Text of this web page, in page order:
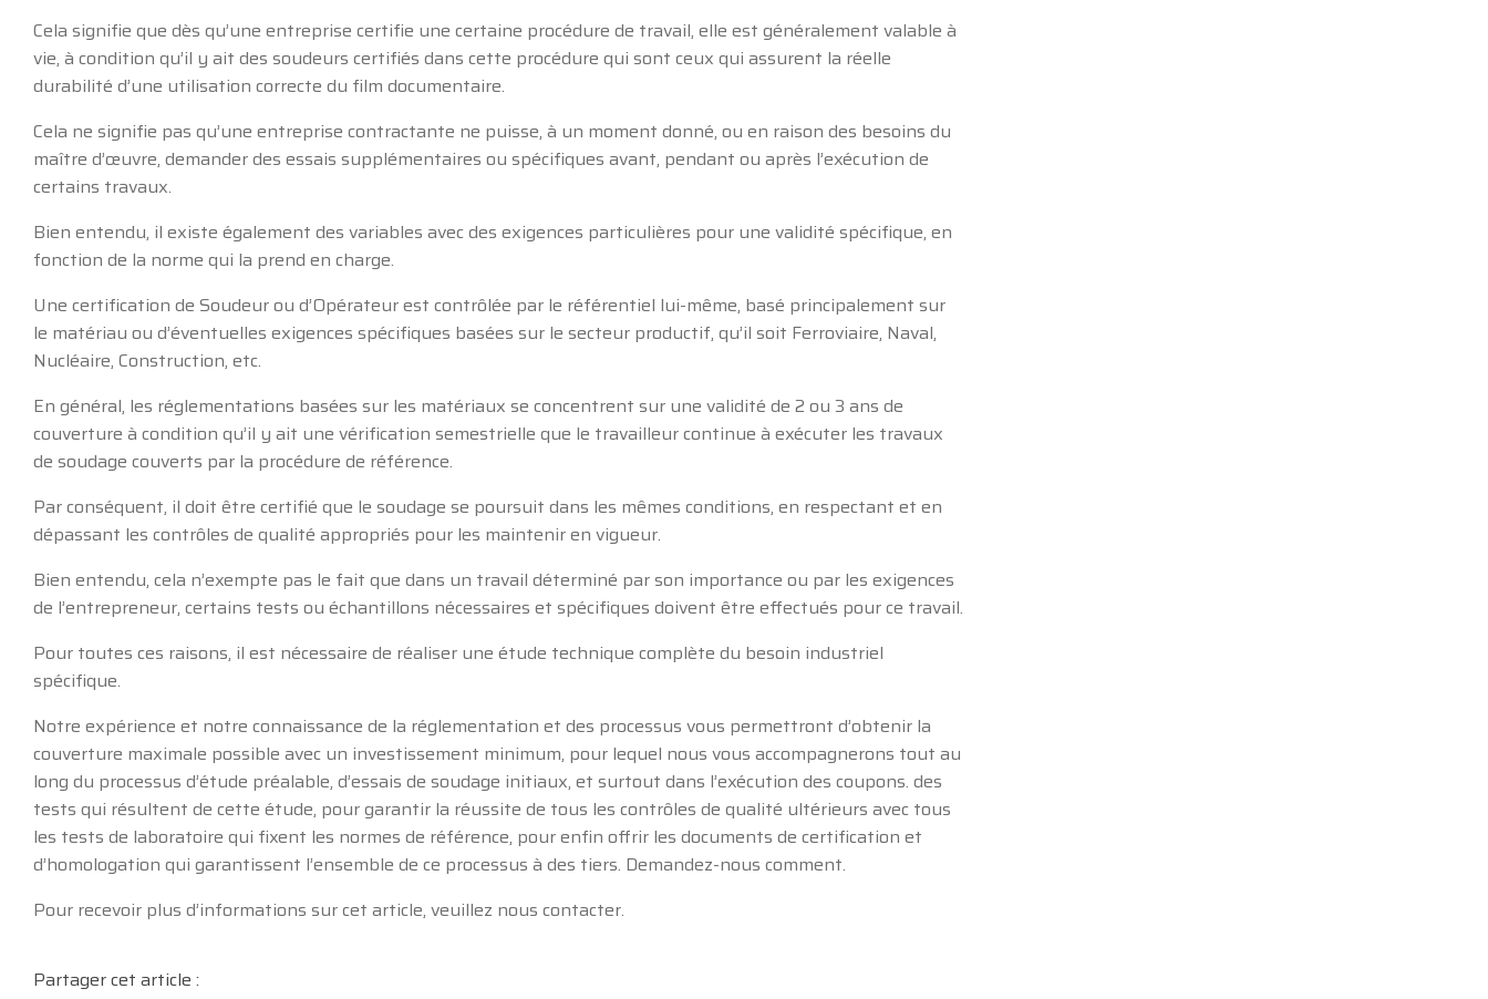
Cela signifie que dès qu’une entreprise certifie une certaine procédure de travail, elle est généralement valable à
vie, à condition qu’il y ait des soudeurs certifiés dans cette procédure qui sont ceux qui assurent la réelle
durabilité d’une utilisation correcte du film documentaire.
Cela ne signifie pas qu’une entreprise contractante ne puisse, à un moment donné, ou en raison des besoins du
maître d’œuvre, demander des essais supplémentaires ou spécifiques avant, pendant ou après l’exécution de
certains travaux.
Bien entendu, il existe également des variables avec des exigences particulières pour une validité spécifique, en
fonction de la norme qui la prend en charge.
Une certification de Soudeur ou d’Opérateur est contrôlée par le référentiel lui-même, basé principalement sur
le matériau ou d’éventuelles exigences spécifiques basées sur le secteur productif, qu’il soit Ferroviaire, Naval,
Nucléaire, Construction, etc.
En général, les réglementations basées sur les matériaux se concentrent sur une validité de 2 ou 3 ans de
couverture à condition qu’il y ait une vérification semestrielle que le travailleur continue à exécuter les travaux
de soudage couverts par la procédure de référence.
Par conséquent, il doit être certifié que le soudage se poursuit dans les mêmes conditions, en respectant et en
dépassant les contrôles de qualité appropriés pour les maintenir en vigueur.
Bien entendu, cela n’exempte pas le fait que dans un travail déterminé par son importance ou par les exigences
de l’entrepreneur, certains tests ou échantillons nécessaires et spécifiques doivent être effectués pour ce travail.
Pour toutes ces raisons, il est nécessaire de réaliser une étude technique complète du besoin industriel
spécifique.
Notre expérience et notre connaissance de la réglementation et des processus vous permettront d’obtenir la
couverture maximale possible avec un investissement minimum, pour lequel nous vous accompagnerons tout au
long du processus d’étude préalable, d’essais de soudage initiaux, et surtout dans l’exécution des coupons. des
tests qui résultent de cette étude, pour garantir la réussite de tous les contrôles de qualité ultérieurs avec tous
les tests de laboratoire qui fixent les normes de référence, pour enfin offrir les documents de certification et
d’homologation qui garantissent l’ensemble de ce processus à des tiers. Demandez-nous comment.
Pour recevoir plus d’informations sur cet article, veuillez nous contacter.
Partager cet article :